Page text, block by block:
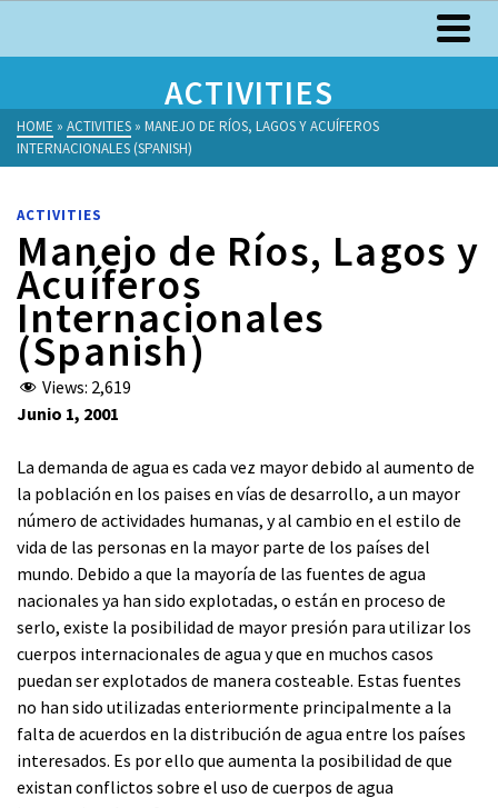
ACTIVITIES
HOME » ACTIVITIES » MANEJO DE RÍOS, LAGOS Y ACUÍFEROS
INTERNACIONALES (SPANISH)
ACTIVITIES
Manejo de Ríos, Lagos y
Acuíferos
Internacionales
(Spanish)
Views: 2,619
Junio 1, 2001
La demanda de agua es cada vez mayor debido al aumento de
la población en los paises en vías de desarrollo, a un mayor
número de actividades humanas, y al cambio en el estilo de
vida de las personas en la mayor parte de los países del
mundo. Debido a que la mayoría de las fuentes de agua
nacionales ya han sido explotadas, o están en proceso de
serlo, existe la posibilidad de mayor presión para utilizar los
cuerpos internacionales de agua y que en muchos casos
puedan ser explotados de manera costeable. Estas fuentes
no han sido utilizadas enteriormente principalmente a la
falta de acuerdos en la distribución de agua entre los países
interesados. Es por ello que aumenta la posibilidad de que
existan conflictos sobre el uso de cuerpos de agua